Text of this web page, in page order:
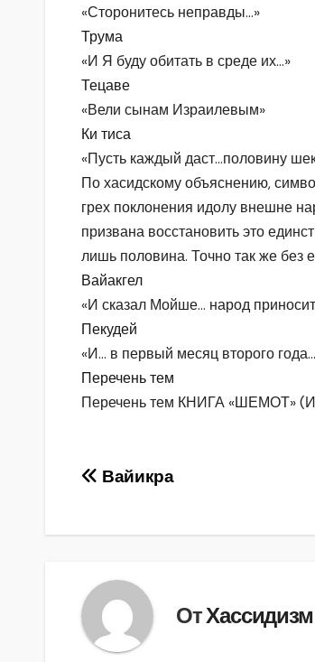
«Сторонитесь неправды…»
Трума
«И Я буду обитать в среде их…»
Тецаве
«Вели сынам Израилевым»
Ки тиса
«Пусть каждый даст…половину
По хасидскому объяснению,
грех поклонения идолу внешне
призвана восстановить это
лишь половина. Точно так же без
Вайакгел
«И сказал Мойше… народ
Пекудей
«И… в первый месяц второго
Перечень тем
Перечень тем КНИГА «ШЕМОТ»
Навигация
Вайикра
От